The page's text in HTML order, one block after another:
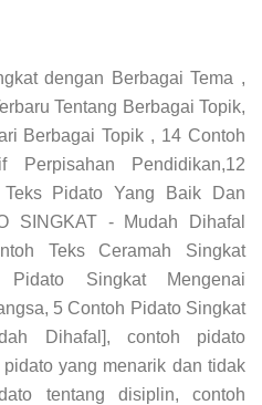
dengan Berbagai Tema ,
Tentang Berbagai Topik,
Berbagai Topik , 14 Contoh
Perpisahan Pendidikan,12
Pidato Yang Baik Dan
SINGKAT - Mudah Dihafal
Teks Ceramah Singkat
Singkat Mengenai
5 Contoh Pidato Singkat
Dihafal], contoh pidato
yang menarik dan tidak
tentang disiplin, contoh